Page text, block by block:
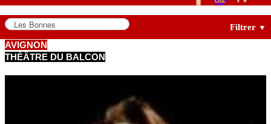
LES ANNONCES
LE CLUB
Filtrer ▼
AVIGNON
THÉÂTRE DU BALCON